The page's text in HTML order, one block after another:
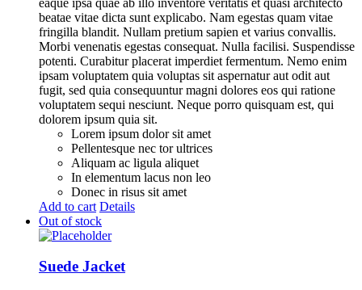
beatae vitae dicta sunt explicabo. Nam egestas quam vitae
fringilla blandit. Nullam pretium sapien et varius convallis.
Morbi venenatis egestas consequat. Nulla facilisi. Suspendisse
potenti. Curabitur placerat imperdiet fermentum. Nemo enim
ipsam voluptatem quia voluptas sit aspernatur aut odit aut
fugit, sed quia consequuntur magni dolores eos qui ratione
voluptatem sequi nesciunt. Neque porro quisquam est, qui
dolorem ipsum quia sit.
Lorem ipsum dolor sit amet
Pellentesque nec tor ultrices
Aliquam ac ligula aliquet
In elementum lacus non leo
Donec in risus sit amet
Add to cart Details
Out of stock
Suede Jacket